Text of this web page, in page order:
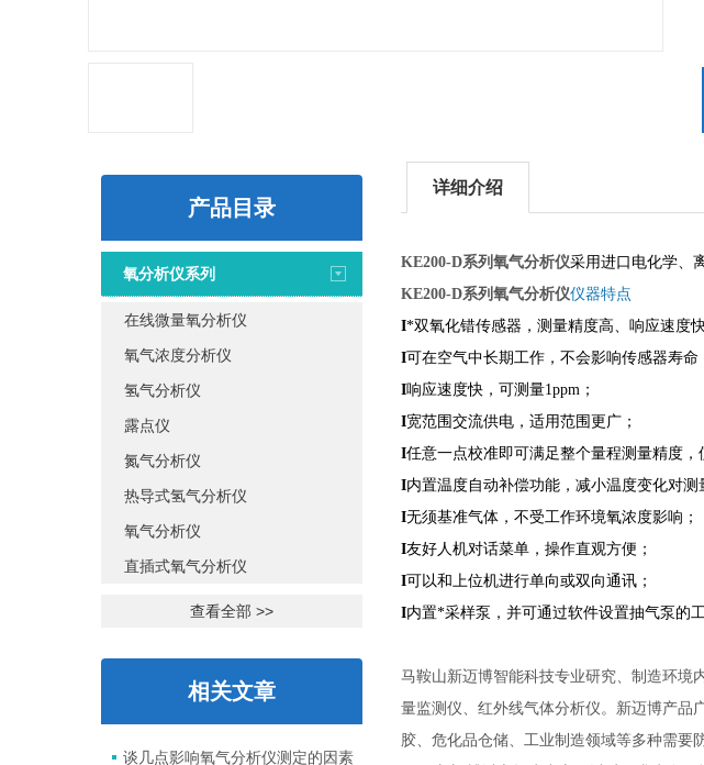
产品目录
氧分析仪系列
在线微量氧分析仪
氧气浓度分析仪
氢气分析仪
露点仪
氮气分析仪
热导式氢气分析仪
氧气分析仪
直插式氧气分析仪
查看全部 >>
相关文章
谈几点影响氧气分析仪测定的因素
详细介绍
KE200-D系列氧气分析仪采用进口电化学、
KE200-D系列氧气分析仪仪器特点
I*双氧化错传感器，测量精度高、响应速度
I可在空气中长期工作，不会影响传感器寿命
I响应速度快，可测量1ppm ；
I宽范围交流供电，适用范围更广；
I任意一点校准即可满足整个量程测量精度，
I内置温度自动补偿功能，减小温度变化对测
I无须基准气体，不受工作环境氧浓度影响；
I友好人机对话菜单，操作直观方便；
I可以和上位机进行单向或双向通讯；
I内置*采样泵，并可通过软件设置抽气泵的工
马鞍山新迈博智能科技专业研究、制造环境
量监测仪、红外线气体分析仪。新迈博产品
胶、危化品仓储、工业制造领域等多种需要